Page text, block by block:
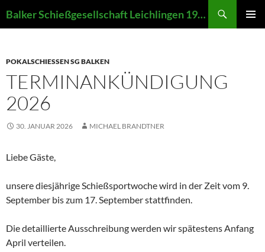
Inhalt
Balker Schießgesellschaft Leichlingen 1907 e.V.
POKALSCHIESSEN SG BALKEN
TERMINANKÜNDIGUNG
2026
30. JANUAR 2026 MICHAEL BRANDTNER
Liebe Gäste,
unsere diesjährige Schießsportwoche wird in der Zeit vom 9.
September bis zum 17. September stattfinden.
Die detaillierte Ausschreibung werden wir spätestens Anfang
April verteilen.